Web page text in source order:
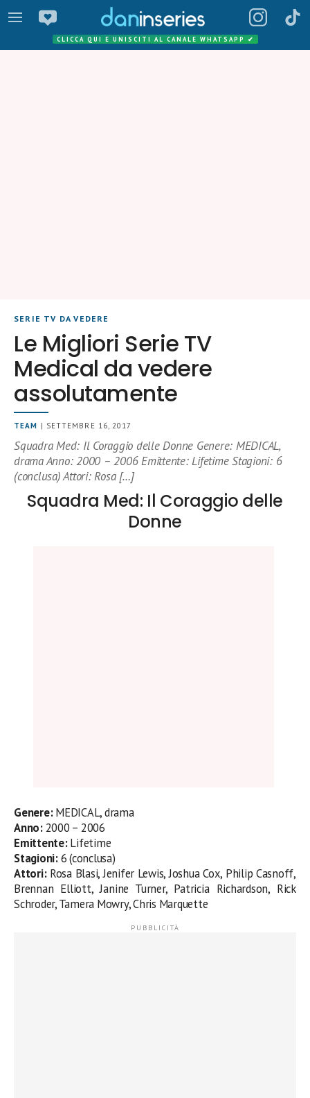
CLICCA QUI E UNISCITI AL CANALE WHATSAPP ✔
SERIE TV DA VEDERE
Le Migliori Serie TV
Medical da vedere
assolutamente
TEAM | SETTEMBRE 16, 2017
Squadra Med: Il Coraggio delle Donne Genere: MEDICAL,
drama Anno: 2000 – 2006 Emittente: Lifetime Stagioni: 6
(conclusa) Attori: Rosa […]
Squadra Med: Il Coraggio delle
Donne
Genere:MEDICAL, drama
Anno:2000 – 2006
Emittente:Lifetime
Stagioni:6 (conclusa)
Attori: Rosa Blasi, Jenifer Lewis, Joshua Cox, Philip Casnoff,
Brennan Elliott, Janine Turner, Patricia Richardson, Rick
Schroder, Tamera Mowry, Chris Marquette